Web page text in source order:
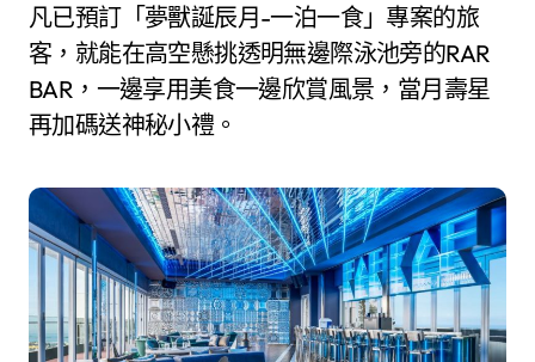
凡已預訂「夢獸誕辰月-一泊一食」專案的旅
客，就能在高空懸挑透明無邊際泳池旁的RAR
BAR，一邊享用美食一邊欣賞風景，當月壽星
再加碼送神秘小禮。